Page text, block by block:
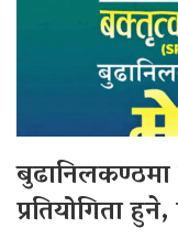
प्रतियोगिता